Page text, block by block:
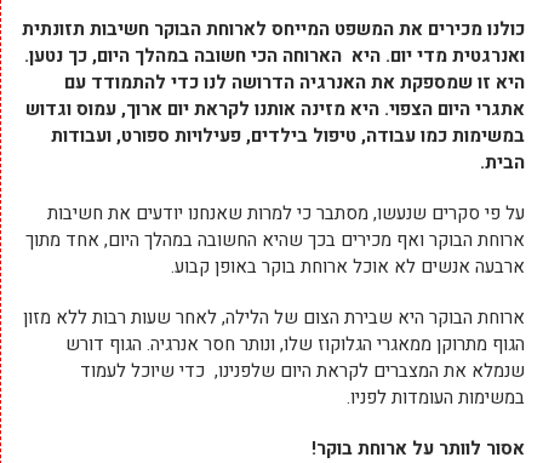
כולנו מכירים את המשפט המייחס לארוחת הבוקר חשיבות תזונתית
ואנרגטית מדי יום. היא הארוחה הכי חשובה במהלך היום, כך נטען.
היא זו שמספקת את האנרגיה הדרושה לנו כדי להתמודד עם
אתגרי היום הצפוי. היא מזינה אותנו לקראת יום ארוך, עמוס וגדוש
במשימות כמו עבודה, טיפול בילדים, פעילויות ספורט, ועבודות
הבית.
על פי סקרים שנעשו, מסתבר כי למרות שאנחנו יודעים את חשיבות
ארוחת הבוקר ואף מכירים בכך שהיא החשובה במהלך היום, אחד מתוך
ארבעה אנשים לא אוכל ארוחת בוקר באופן קבוע.
ארוחת הבוקר היא שבירת הצום של הלילה, לאחר שעות רבות ללא מזון
הגוף מתרוקן ממאגרי הגלוקוז שלו, ונותר חסר אנרגיה. הגוף דורש
שנמלא את המצברים לקראת היום שלפנינו, כדי שיוכל לעמוד
במשימות העומדות לפניו.
אסור לוותר על ארוחת בוקר!